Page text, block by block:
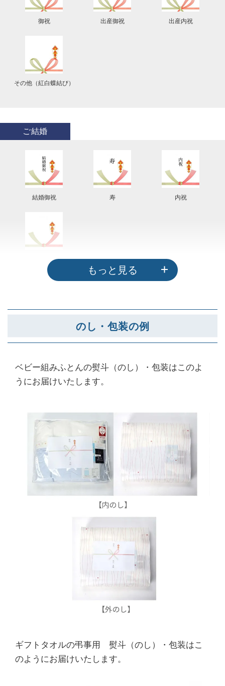
御祝 出産御祝 出産内祝
その他（紅白蝶結び）
ご結婚
結婚御祝 寿 内祝
その他（紅白結び切り）
もっと見る
のし・包装の例
ベビー組みふとんの熨斗（のし）・包装はこのよ
うにお届けいたします。
ギフトタオルの弔事用 熨斗（のし）・包装はこ
のようにお届けいたします。